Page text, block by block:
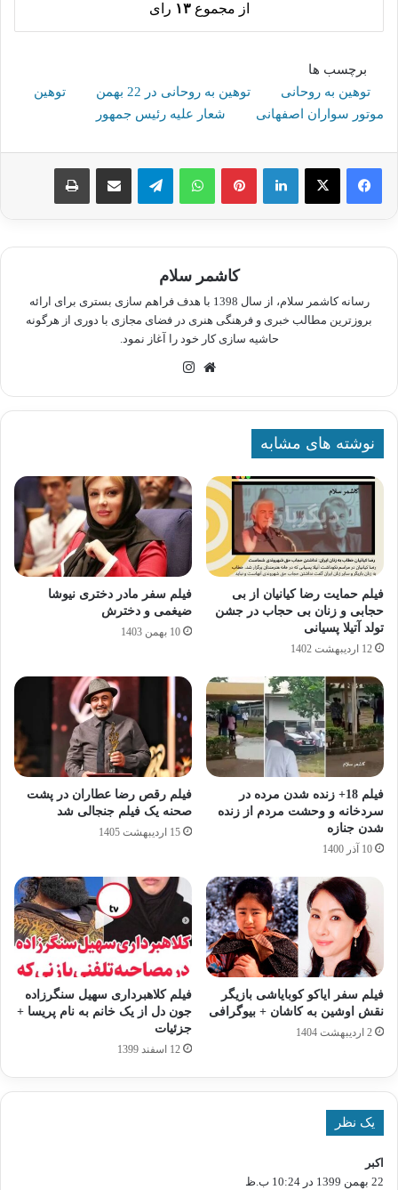
از مجموع۱۳ رای
برچسب ها
توهین به روحانی
توهین به روحانی در 22 بهمن
توهین
موتور سواران اصفهانی
شعار علیه رئیس جمهور
لینکدین پینترستواتس آپ تلگرام اشتراک گذاری از طریق ایمیل چاپ
کاشمر سلام
رسانه کاشمر سلام، از سال 1398 با هدف فراهم سازی بستری برای ارائه
بروزترین مطالب خبری و فرهنگی هنری در فضای مجازی با دوری از هرگونه
حاشیه سازی کار خود را آغاز نمود.
وبسایت
نوشته های مشابه
فیلم حمایت رضا کیانیان از بی
حجابی و زنان بی حجاب در جشن
تولد آتیلا پسیانی
12 اردیبهشت 1402
فیلم سفر مادر دختری نیوشا
ضیغمی و دخترش
10 بهمن 1403
فیلم 18+ زنده شدن مرده در
سردخانه و وحشت مردم از زنده
شدن جنازه
10 آذر 1400
فیلم رقص رضا عطاران در پشت‌
صحنه یک فیلم جنجالی شد
15 اردیبهشت 1405
فیلم سفر ایاکو کوبایاشی بازیگر
نقش اوشین به کاشان + بیوگرافی
2 اردیبهشت 1404
فیلم کلاهبرداری سهیل سنگرزاده
جون دل از یک خانم به نام پریسا +
جزئیات
12 اسفند 1399
یک نظر
اکبر
ف 22 بهمن 1399 در 10:24 ب.ظ